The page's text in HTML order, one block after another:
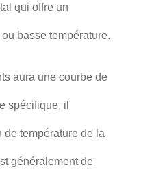
qui offre un
basse température.
aura une courbe de
spécifique, il
température de la
généralement de